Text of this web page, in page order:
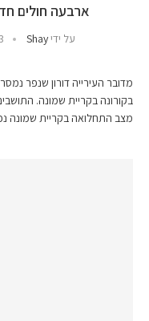
ארבעה חולים
על ידיShay
בקורונה בקריית שמונה.
מצב התחלואה בקריית שמונה נכון ליום